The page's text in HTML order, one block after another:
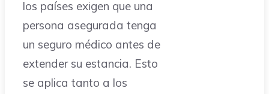
los países exigen que una
persona asegurada tenga
un seguro médico antes de
extender su estancia. Esto
se aplica tanto a los